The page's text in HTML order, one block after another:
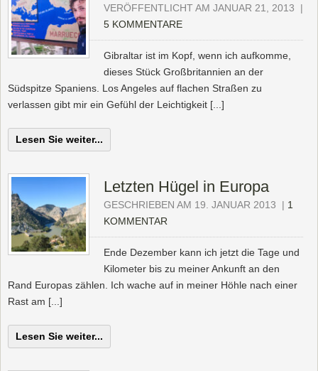
VERÖFFENTLICHT AM JANUAR 21, 2013
|
5 KOMMENTARE
Gibraltar ist im Kopf, wenn ich aufkomme,
dieses Stück Großbritannien an der
Südspitze Spaniens. Los Angeles auf flachen Straßen zu
verlassen gibt mir ein Gefühl der Leichtigkeit [...]
Lesen Sie weiter...
Letzten Hügel in Europa
GESCHRIEBEN AM 19. JANUAR 2013 | 1
KOMMENTAR
Ende Dezember kann ich jetzt die Tage und
Kilometer bis zu meiner Ankunft an den
Rand Europas zählen. Ich wache auf in meiner Höhle nach einer
Rast am [...]
Lesen Sie weiter...